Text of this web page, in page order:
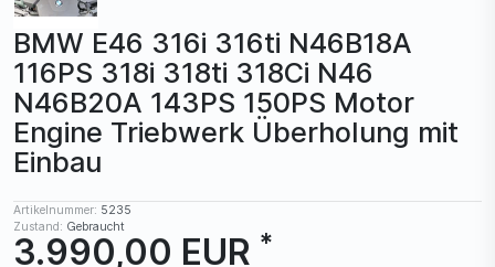
BMW E46 316i 316ti N46B18A
116PS 318i 318ti 318Ci N46
N46B20A 143PS 150PS Motor
Engine Triebwerk Überholung mit
Einbau
Artikelnummer: 5235
Zustand: Gebraucht
3.990,00 EUR *